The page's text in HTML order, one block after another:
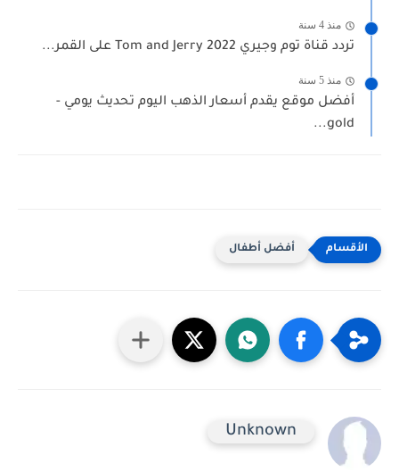
منذ 4 سنة
تردد قناة توم وجيري 2022 Tom and Jerry على القمر...
منذ 5 سنة
أفضل موقع يقدم أسعار الذهب اليوم تحديث يومي -
gold...
أفضل أطفال
Unknown